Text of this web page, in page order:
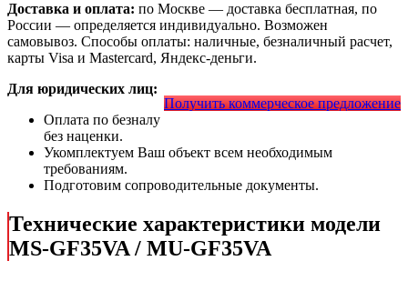
Доставка и оплата: по Москве — доставка бесплатная, по
России — определяется индивидуально. Возможен
самовывоз. Способы оплаты: наличные, безналичный расчет,
карты Visa и Mastercard, Яндекс-деньги.
Получить коммерческое предложение
Для юридических лиц:
Оплата по безналу
без наценки.
Укомплектуем Ваш объект всем необходимым
требованиям.
Подготовим сопроводительные документы.
Технические характеристики модели
MS-GF35VA / MU-GF35VA